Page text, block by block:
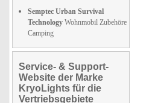
Semptec Urban Survival
Technology Wohnmobil Zubehöre
Camping
Service- & Support-
Website der Marke
KryoLights für die
Vertriebsgebiete